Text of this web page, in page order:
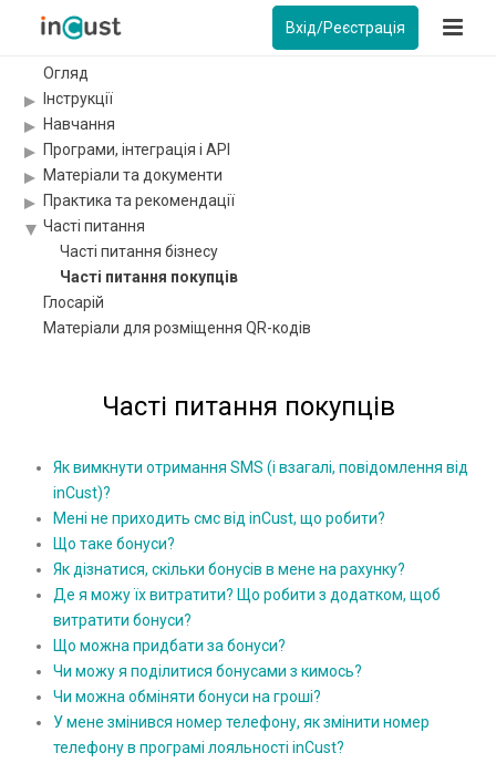
Вхід/Реєстрація
Огляд
Інструкції
Навчання
Програми, інтеграція і API
Матеріали та документи
Практика та рекомендації
Часті питання
Часті питання бізнесу
Часті питання покупців
Глосарій
Матеріали для розміщення QR-кодів
Часті питання покупців
Як вимкнути отримання SMS (і взагалі, повідомлення від
inCust)?
Мені не приходить смс від inCust, що робити?
Що таке бонуси?
Як дізнатися, скільки бонусів в мене на рахунку?
Де я можу їх витратити? Що робити з додатком, щоб
витратити бонуси?
Що можна придбати за бонуси?
Чи можу я поділитися бонусами з кимось?
Чи можна обміняти бонуси на гроші?
У мене змінився номер телефону, як змінити номер
телефону в програмі лояльності inCust?